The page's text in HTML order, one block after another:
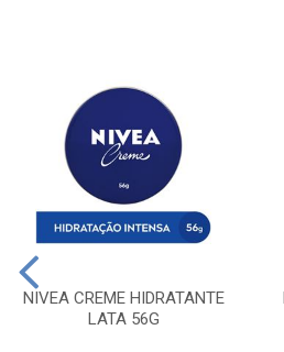
NIVEA CREME HIDRATANTE
LATA 56G